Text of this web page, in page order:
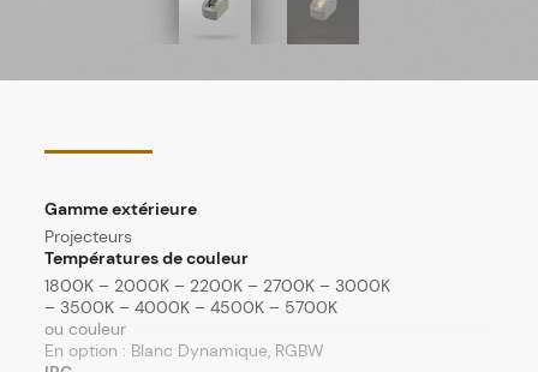
Gamme extérieure
Projecteurs
Températures de couleur
1800K – 2000K – 2200K – 2700K – 3000K
– 3500K – 4000K – 4500K – 5700K
ou couleur
En option : Blanc Dynamique, RGBW